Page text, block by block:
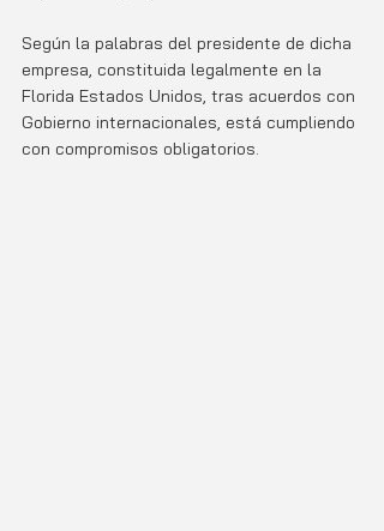
Según la palabras del presidente de dicha
empresa, constituida legalmente en la
Florida Estados Unidos, tras acuerdos con
Gobierno internacionales, está cumpliendo
con compromisos obligatorios.